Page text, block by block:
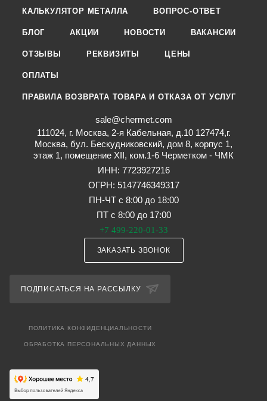
КАЛЬКУЛЯТОР МЕТАЛЛА ВОПРОС-ОТВЕТ
БЛОГ АКЦИИ НОВОСТИ ВАКАНСИИ
ОТЗЫВЫ РЕКВИЗИТЫ ЦЕНЫ
ОПЛАТЫ
ПРАВИЛА ВОЗВРАТА ТОВАРА И ОТКАЗА ОТ УСЛУГ
sale@chermet.com
111024, г. Москва, 2-я Кабельная, д.10 127474,г.
Москва, бул. Бескудниковский, дом 8, корпус 1,
этаж 1, помещение XII, ком.1-6 Черметком - ЧМК
ИНН: 7723927216
ОГРН: 5147746349317
ПН-ЧТ с 8:00 до 18:00
ПТ с 8:00 до 17:00
+7 499-220-01-33
ЗАКАЗАТЬ ЗВОНОК
ПОДПИСАТЬСЯ НА РАССЫЛКУ
ПОЛИТИКА КОНФИДЕНЦИАЛЬНОСТИ
ОБРАБОТКА ПЕРСОНАЛЬНЫХ ДАННЫХ